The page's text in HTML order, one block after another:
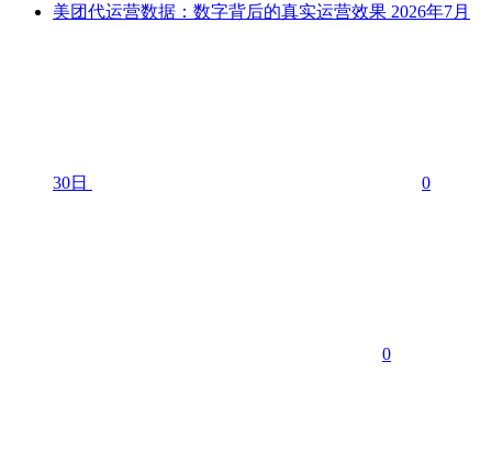
美团代运营数据：数字背后的真实运营效果 2026年7月
30日 0
0